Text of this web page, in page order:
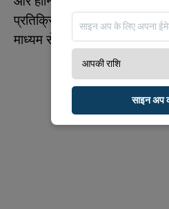
प्रतिक्रिया देने की ओर ले जा
माध्यम से मुआवजा खोजती हैं।
साइन अप